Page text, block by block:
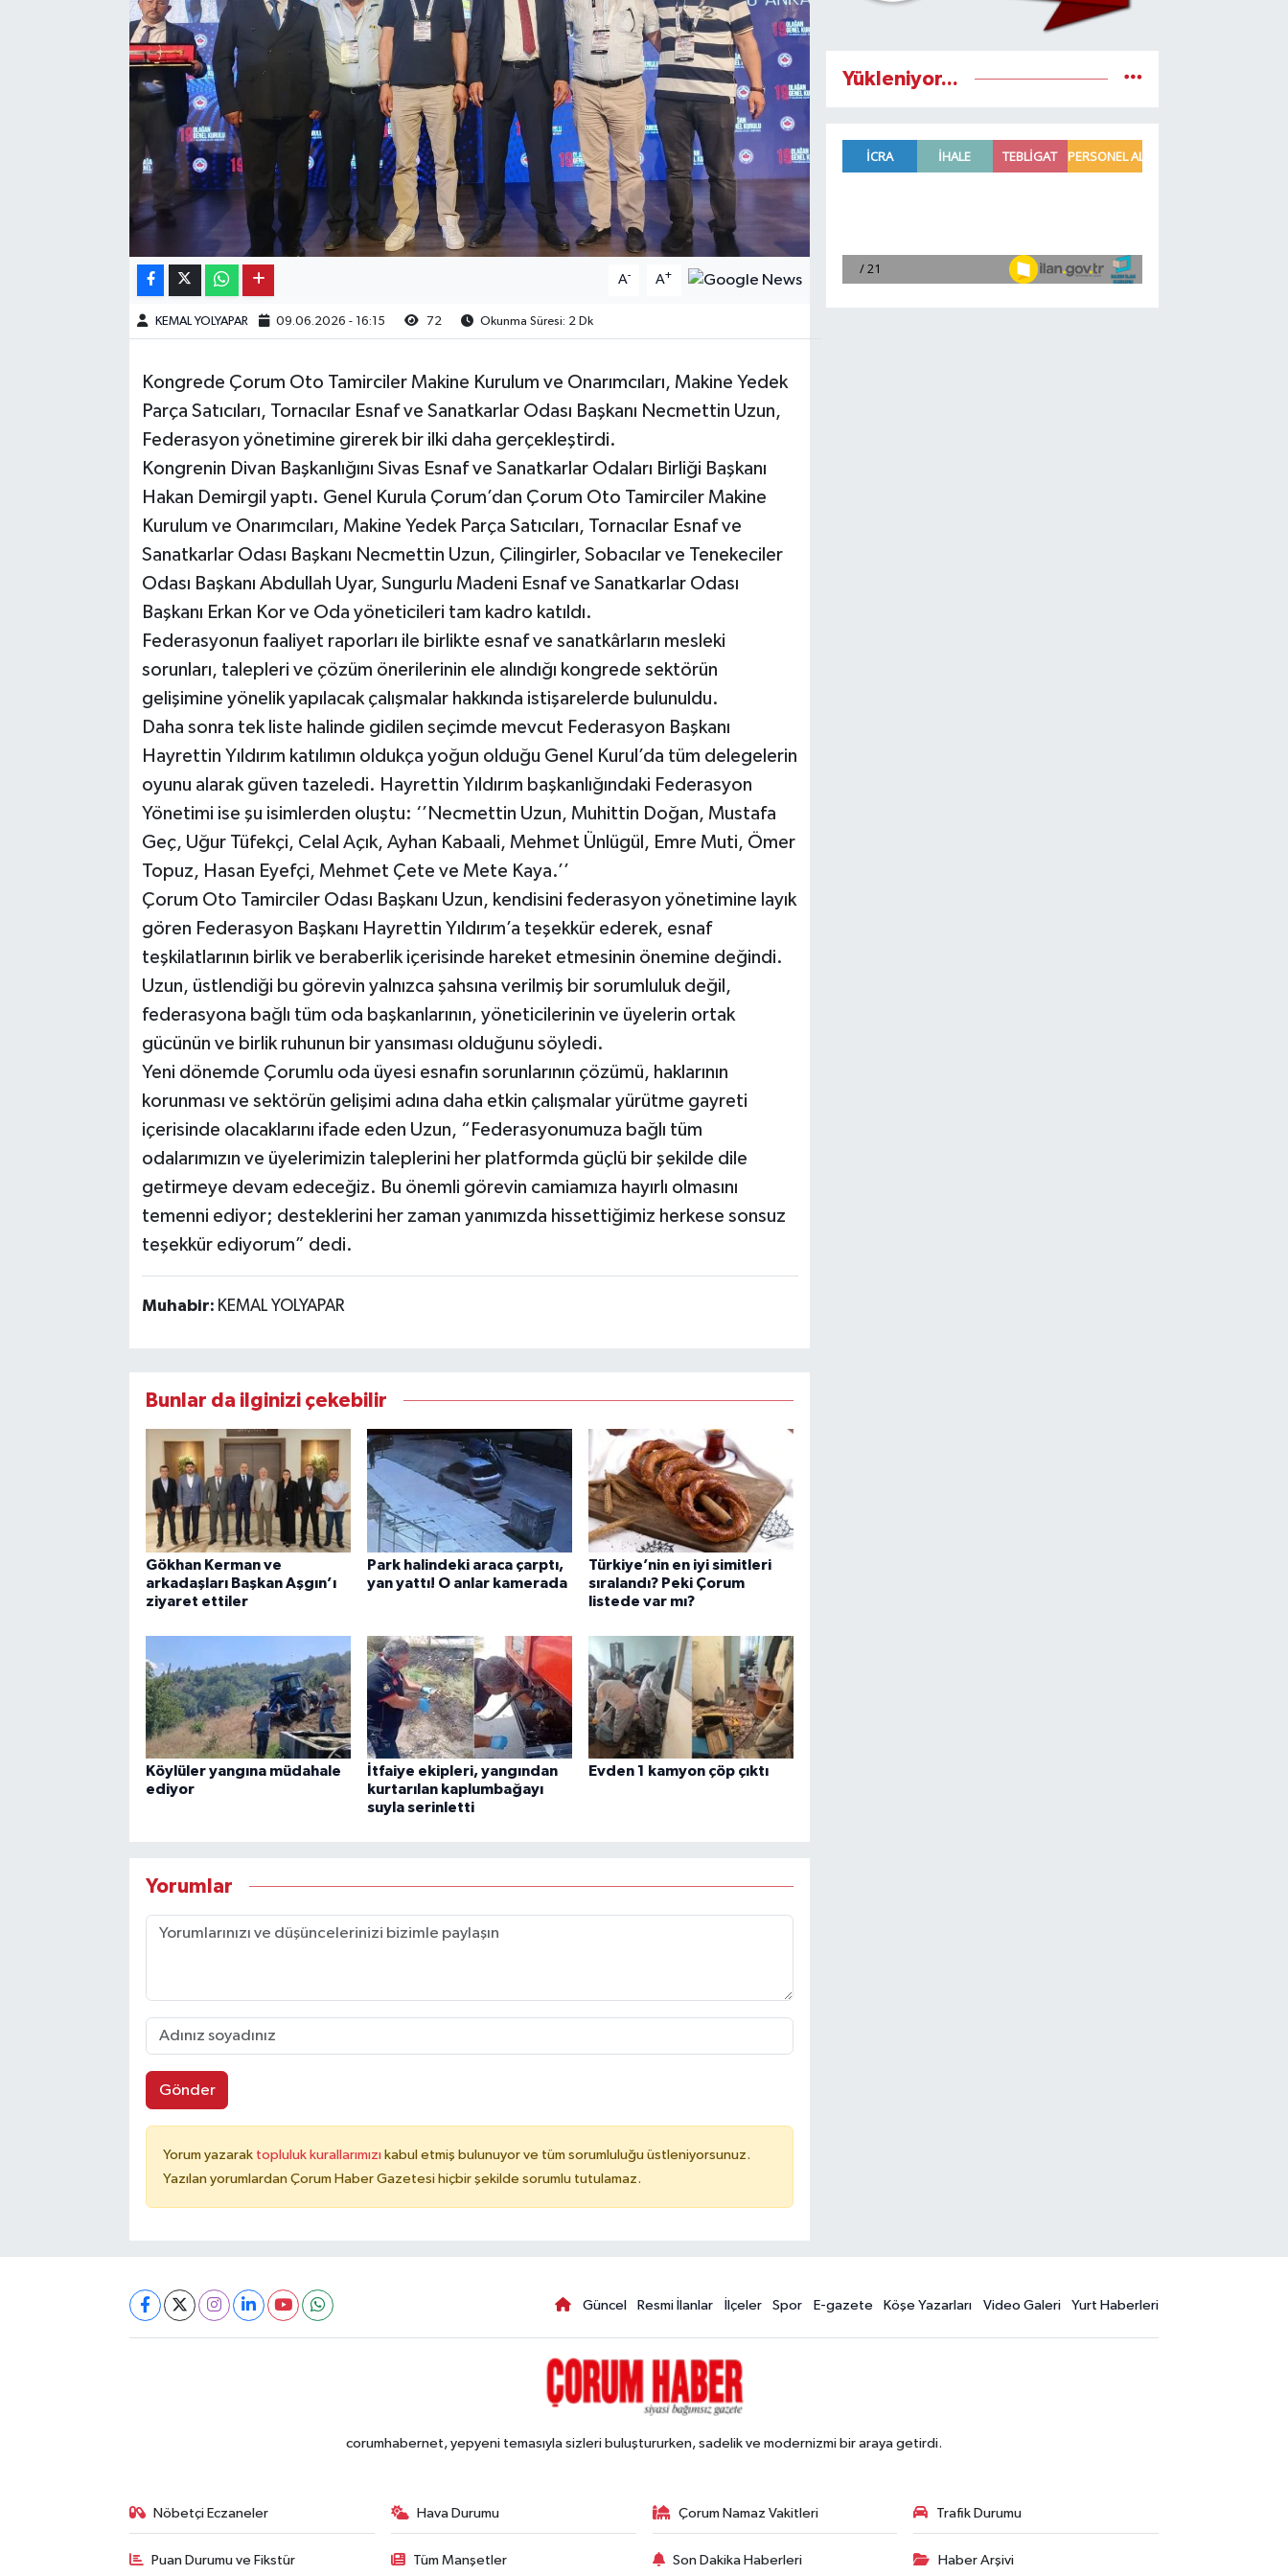
A- A+
KEMAL YOLYAPAR 09.06.2026 - 16:15 72 Okunma Süresi: 2 Dk
Kongrede Çorum Oto Tamirciler Makine Kurulum ve Onarımcıları, Makine Yedek
Parça Satıcıları, Tornacılar Esnaf ve Sanatkarlar Odası Başkanı Necmettin Uzun,
Federasyon yönetimine girerek bir ilki daha gerçekleştirdi.
Kongrenin Divan Başkanlığını Sivas Esnaf ve Sanatkarlar Odaları Birliği Başkanı
Hakan Demirgil yaptı. Genel Kurula Çorum’dan Çorum Oto Tamirciler Makine
Kurulum ve Onarımcıları, Makine Yedek Parça Satıcıları, Tornacılar Esnaf ve
Sanatkarlar Odası Başkanı Necmettin Uzun, Çilingirler, Sobacılar ve Tenekeciler
Odası Başkanı Abdullah Uyar, Sungurlu Madeni Esnaf ve Sanatkarlar Odası
Başkanı Erkan Kor ve Oda yöneticileri tam kadro katıldı.
Federasyonun faaliyet raporları ile birlikte esnaf ve sanatkârların mesleki
sorunları, talepleri ve çözüm önerilerinin ele alındığı kongrede sektörün
gelişimine yönelik yapılacak çalışmalar hakkında istişarelerde bulunuldu.
Daha sonra tek liste halinde gidilen seçimde mevcut Federasyon Başkanı
Hayrettin Yıldırım katılımın oldukça yoğun olduğu Genel Kurul’da tüm delegelerin
oyunu alarak güven tazeledi. Hayrettin Yıldırım başkanlığındaki Federasyon
Yönetimi ise şu isimlerden oluştu: ‘’Necmettin Uzun, Muhittin Doğan, Mustafa
Geç, Uğur Tüfekçi, Celal Açık, Ayhan Kabaali, Mehmet Ünlügül, Emre Muti, Ömer
Topuz, Hasan Eyefçi, Mehmet Çete ve Mete Kaya.’’
Çorum Oto Tamirciler Odası Başkanı Uzun, kendisini federasyon yönetimine layık
gören Federasyon Başkanı Hayrettin Yıldırım’a teşekkür ederek, esnaf
teşkilatlarının birlik ve beraberlik içerisinde hareket etmesinin önemine değindi.
Uzun, üstlendiği bu görevin yalnızca şahsına verilmiş bir sorumluluk değil,
federasyona bağlı tüm oda başkanlarının, yöneticilerinin ve üyelerin ortak
gücünün ve birlik ruhunun bir yansıması olduğunu söyledi.
Yeni dönemde Çorumlu oda üyesi esnafın sorunlarının çözümü, haklarının
korunması ve sektörün gelişimi adına daha etkin çalışmalar yürütme gayreti
içerisinde olacaklarını ifade eden Uzun, “Federasyonumuza bağlı tüm
odalarımızın ve üyelerimizin taleplerini her platformda güçlü bir şekilde dile
getirmeye devam edeceğiz. Bu önemli görevin camiamıza hayırlı olmasını
temenni ediyor; desteklerini her zaman yanımızda hissettiğimiz herkese sonsuz
teşekkür ediyorum” dedi.
Muhabir: KEMAL YOLYAPAR
Bunlar da ilginizi çekebilir
Gökhan Kerman ve
arkadaşları Başkan Aşgın’ı
ziyaret ettiler
Park halindeki araca çarptı,
yan yattı! O anlar kamerada
Türkiye’nin en iyi simitleri
sıralandı? Peki Çorum
listede var mı?
Köylüler yangına müdahale
ediyor
İtfaiye ekipleri, yangından
kurtarılan kaplumbağayı
suyla serinletti
Evden 1 kamyon çöp çıktı
Yorumlar
Gönder
Yorum yazarak topluluk kurallarımızı kabul etmiş bulunuyor ve tüm sorumluluğu üstleniyorsunuz.
Yazılan yorumlardan Çorum Haber Gazetesi hiçbir şekilde sorumlu tutulamaz.
Yükleniyor...
Güncel Resmi İlanlar İlçeler Spor E-gazete Köşe Yazarları Video Galeri Yurt Haberleri
corumhabernet, yepyeni temasıyla sizleri buluştururken, sadelik ve modernizmi bir araya getirdi.
Nöbetçi Eczaneler Hava Durumu Çorum Namaz Vakitleri Trafik Durumu
Puan Durumu ve Fikstür Tüm Manşetler Son Dakika Haberleri Haber Arşivi